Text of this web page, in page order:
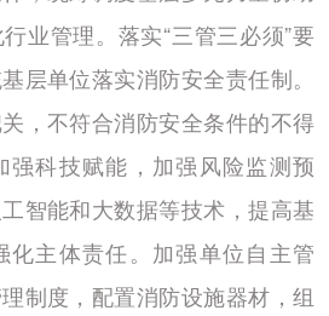
业管理。落实“三管三必须”要
层单位落实消防安全责任制。
，不符合消防安全条件的不得
强科技赋能，加强风险监测预
智能和大数据等技术，提高基
化主体责任。加强单位自主管
制度，配置消防设施器材，组